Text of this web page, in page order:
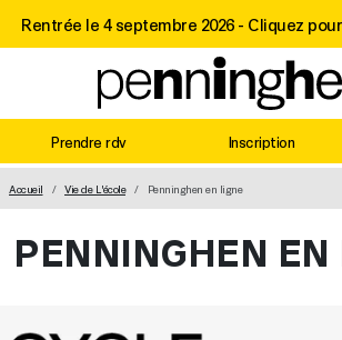
Rentrée le 4 septembre 2026 - Cliquez
Prendre rdv Inscription
MAIN NAVIGATION
Accueil Vie de L'école Penninghen en ligne
PENNINGHEN EN